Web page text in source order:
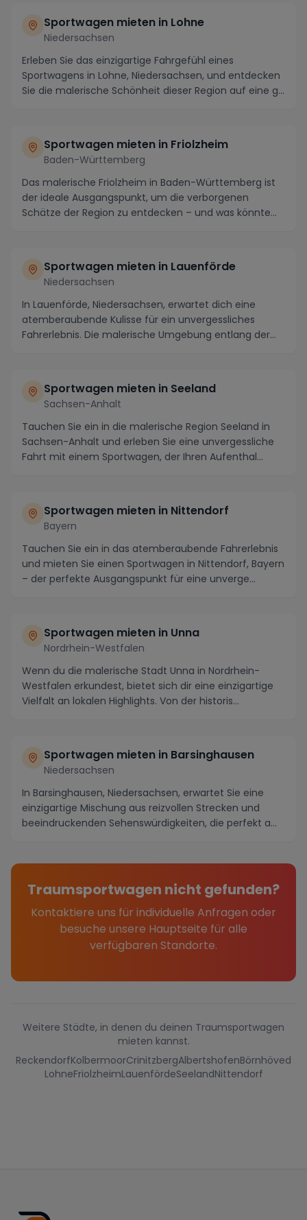
Sportwagen mieten in Lohne
Niedersachsen
Erleben Sie das einzigartige Fahrgefühl eines
Sportwagens in Lohne, Niedersachsen, und entdecken
Sie die malerische Schönheit dieser Region auf eine g...
Sportwagen mieten in Friolzheim
Baden-Württemberg
Das malerische Friolzheim in Baden-Württemberg ist
der ideale Ausgangspunkt, um die verborgenen
Schätze der Region zu entdecken – und was könnte
Sportwagen mieten in Lauenförde
Niedersachsen
In Lauenförde, Niedersachsen, erwartet dich eine
atemberaubende Kulisse für ein unvergessliches
Fahrerlebnis. Die malerische Umgebung entlang der
Sportwagen mieten in Seeland
Sachsen-Anhalt
Tauchen Sie ein in die malerische Region Seeland in
Sachsen-Anhalt und erleben Sie eine unvergessliche
Fahrt mit einem Sportwagen, der Ihren Aufenthal...
Sportwagen mieten in Nittendorf
Bayern
Tauchen Sie ein in das atemberaubende Fahrerlebnis
und mieten Sie einen Sportwagen in Nittendorf, Bayern
– der perfekte Ausgangspunkt für eine unverge...
Sportwagen mieten in Unna
Nordrhein-Westfalen
Wenn du die malerische Stadt Unna in Nordrhein-
Westfalen erkundest, bietet sich dir eine einzigartige
Vielfalt an lokalen Highlights. Von der historis...
Sportwagen mieten in Barsinghausen
Niedersachsen
In Barsinghausen, Niedersachsen, erwartet Sie eine
einzigartige Mischung aus reizvollen Strecken und
beeindruckenden Sehenswürdigkeiten, die perfekt a...
Traumsportwagen nicht gefunden?
Kontaktiere uns für individuelle Anfragen oder
besuche unsere Hauptseite für alle
verfügbaren Standorte.
Weitere Städte, in denen du deinen Traumsportwagen
mieten kannst.
ReckendorfKolbermoorCrinitzbergAlbertshofenBörnhöved
LohneFriolzheimLauenfördeSeelandNittendorf